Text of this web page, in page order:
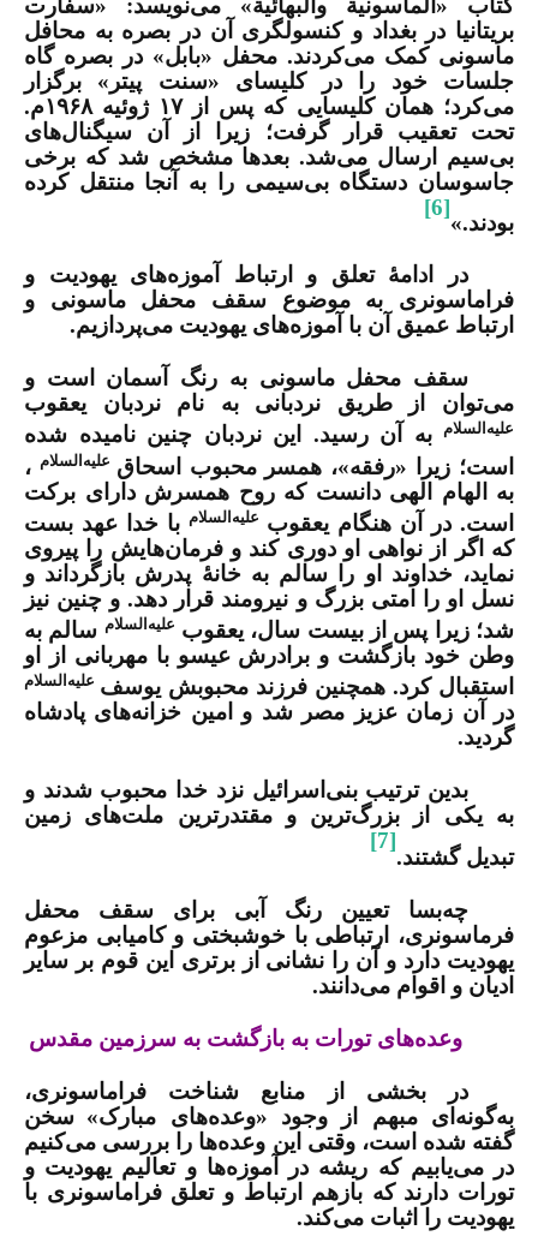
بریتانیا در بغداد و کنسولگری آن در بصره به محافل
ماسونی کمک می‌کردند. محفل «بابل» در بصره گاه
جلسات خود را در کلیسای «سنت پیتر» برگزار
می‌کرد؛ همان کلیسایی که پس از۱۷ ژوئیه ۱۹۶۸م.
تحت تعقیب قرار گرفت؛ زیرا از آن سیگنال‌های
بی‌سیم ارسال می‌شد.بعدها مشخص شد که برخی
جاسوسان دستگاه بی‌سیمی را به آنجا منتقل کرده
بودند.
»
[6]
در ادامۀ تعلق و ارتباط آموزه‌های یهودیت و
فراماسونری به موضوع سقف محفل ماسونی و
ارتباط عمیق آن با آموزه‌های یهودیت می‌پردازیم.
سقف محفل ماسونی به رنگ آسمان است و
می‌توان از طریق نردبانی به نام نردبان یعقوب
علیه‌السلام به آن رسید. این نردبان چنین نامیده شده
است؛ زیرا «رفقه»، همسر محبوب اسحاق علیه‌السلام ،
به الهام الهی دانست که روح همسرش دارای برکت
است. در آن هنگام یعقوب علیه‌السلامبا خدا عهد بست
که اگر از نواهی او دوری کند و فرمان‌هایش را پیروی
نماید، خداوند او را سالم به خانۀ پدرش بازگرداند و
نسل او را امتی بزرگ و نیرومند قرار دهد.و چنین نیز
شد؛ زیرا پس از بیست سال، یعقوب علیه‌السلام سالم به
وطن خود بازگشت و برادرش عیسو با مهربانی از او
استقبال کرد. همچنین فرزند محبوبش یوسف علیه‌السلام
در آن زمان عزیز مصر شد و امین خزانه‌های پادشاه
گردید.
بدین ترتیب بنی‌اسرائیل نزد خدا محبوب شدند و
به یکی از بزرگ‌ترین و مقتدرترین ملت‌های زمین
تبدیل گشتند.
[7]
چه‌بسا تعیین رنگ آبی برای سقف محفل
فرماسونری، ارتباطی با خوشبختی و کامیابی مزعوم
یهودیت دارد و آن را نشانی از برتری این قوم بر سایر
ادیان و اقوام می‌دانند.
وعده‌های تورات به بازگشت به سرزمین مقدس
در بخشی از منابع شناخت فراماسونری،
به‌گونه‌ای مبهم از وجود «وعده‌های مبارک» سخن
گفته شده است، وقتی این وعده‌ها را بررسی می‌کنیم
در می‌یابیم که ریشه در آموزه‌ها و تعالیم یهودیت و
تورات دارند که بازهم ارتباط و تعلق فراماسونری با
یهودیت را اثبات می‌کند.